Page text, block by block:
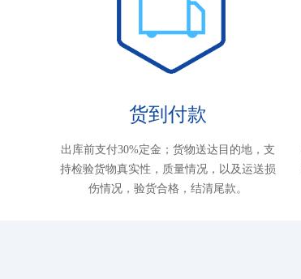
货到付款
出库前支付30%定金；货物送达目的地，支
持检验货物真实性，质量情况，以及运送损
伤情况，验货合格，结清尾款。